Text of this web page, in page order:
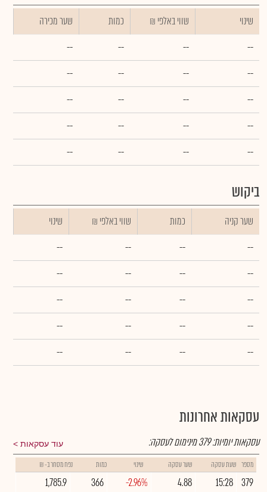
שינוי ₪ שווי באלפי כמות
שער מכירה
--
--
--
--
--
--
--
--
--
--
--
--
--
--
--
--
--
--
--
--
ביקוש
שער קניה כמות ₪ שווי באלפי
שינוי
--
--
--
--
--
--
--
--
--
--
--
--
--
--
--
--
--
--
--
--
עסקאות אחרונות
עוד עסקאות עסקאות יומיות:379מינימום לעסקה:
מספר שעת עסקה שער עסקה שינוי כמות נפח מסחר ב- ₪
379
15:28
4.88
-2.96%
366
1,785.9